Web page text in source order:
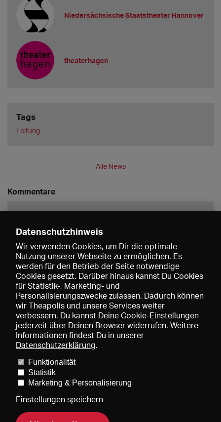
Niedersächsische Staatstheater Hannover
theaterhagen
Tags
Leitung
Alle News
Kommentare
Speichern
Preise und Mitgliedschaften
Mediadaten
Über uns Impressum
Datenschutzhinweis
Wir verwenden Cookies, um Dir die optimale
Nutzung unserer Webseite zu ermöglichen. Es
werden für den Betrieb der Seite notwendige
Cookies gesetzt. Darüber hinaus kannst Du Cookies
für Statistik-, Marketing- und
Personalisierungszwecke zulassen. Dadurch können
wir Theapolis und unsere Services weiter
verbessern. Du kannst Deine Cookie-Einstellungen
jederzeit über Deinen Browser widerrufen. Weitere
Informationen findest Du in unserer
Datenschutzerklärung.
Funktionalität
Statistik
Marketing & Personalisierung
Einstellungen speichern